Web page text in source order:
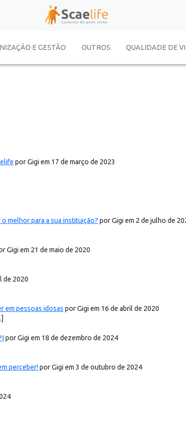
E GESTÃO OUTROS QUALIDADE DE
por Gigi em 17 de março de 2023
melhor para a sua instituição? por Gigi em 2 de julho de
Gigi em 21 de maio de 2020
de 2020
em pessoas idosas por Gigi em 16 de abril de 2020
por Gigi em 18 de dezembro de 2024
perceber! por Gigi em 3 de outubro de 2024